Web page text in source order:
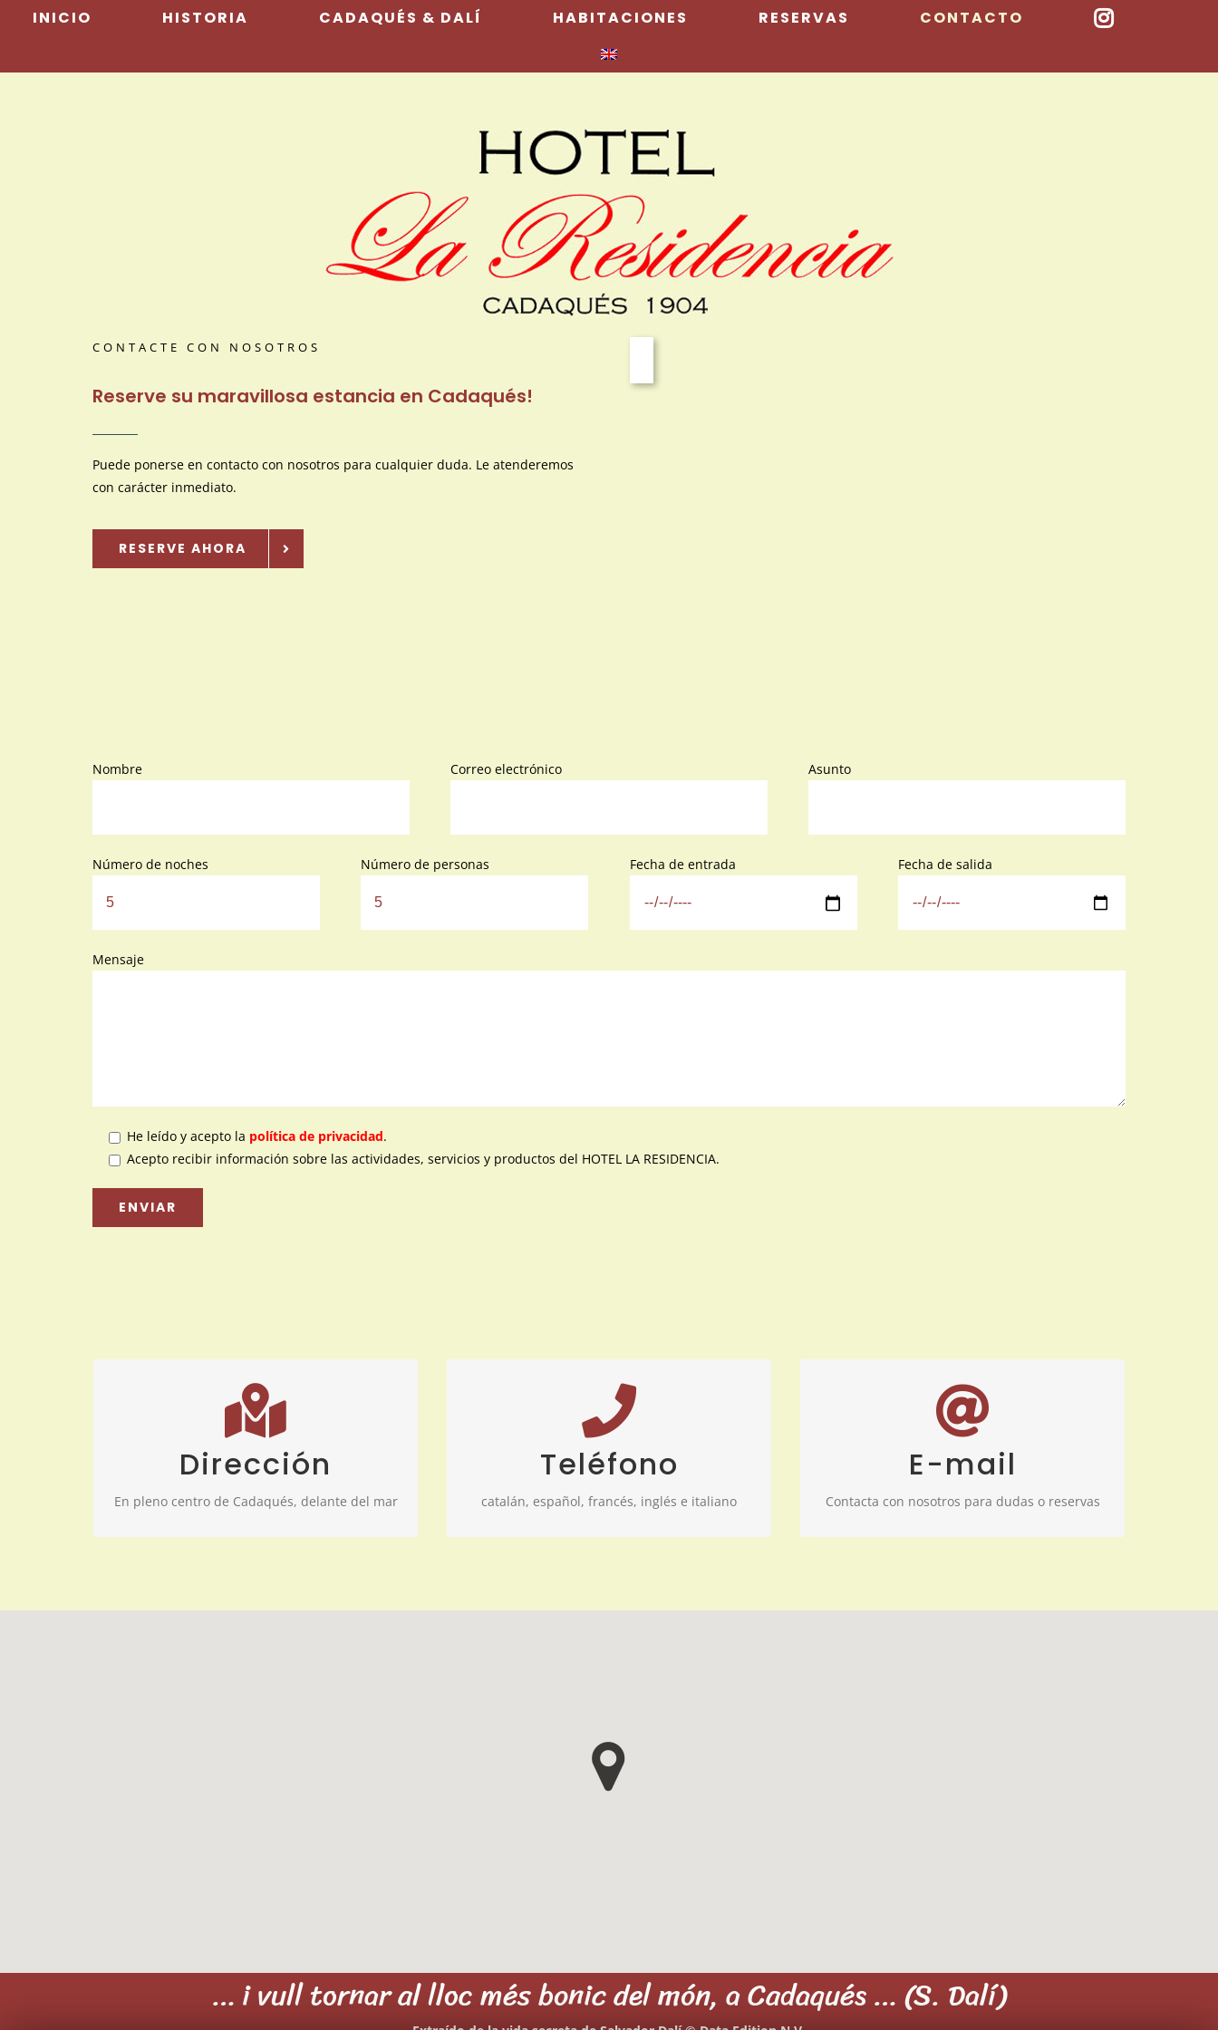
INICIO HISTORIA CADAQUÉS & DALÍ HABITACIONES RESERVAS CONTACTO
CONTACTE CON NOSOTROS
Reserve su maravillosa estancia en Cadaqués!
Puede ponerse en contacto con nosotros para cualquier duda. Le atenderemos
con carácter inmediato.
RESERVE AHORA
Nombre Correo electrónico Asunto
Número de noches Número de personas Fecha de entrada Fecha de salida
Mensaje
He leído y acepto la política de privacidad.
Acepto recibir información sobre las actividades, servicios y productos del HOTEL LA RESIDENCIA.
Dirección
En pleno centro de Cadaqués, delante del mar
DÓNDE ESTAMOS
C/ Serinyana, 1 17488 Cadaqués (Girona) Teléfono
catalán, español, francés, inglés e italiano
LLÁMANOS!
0034 972 25 83 12 E-mail
Contacta con nosotros para dudas o reservas
info@laresidencia.net
… i vull tornar al lloc més bonic del món, a Cadaqués … (S. Dalí)